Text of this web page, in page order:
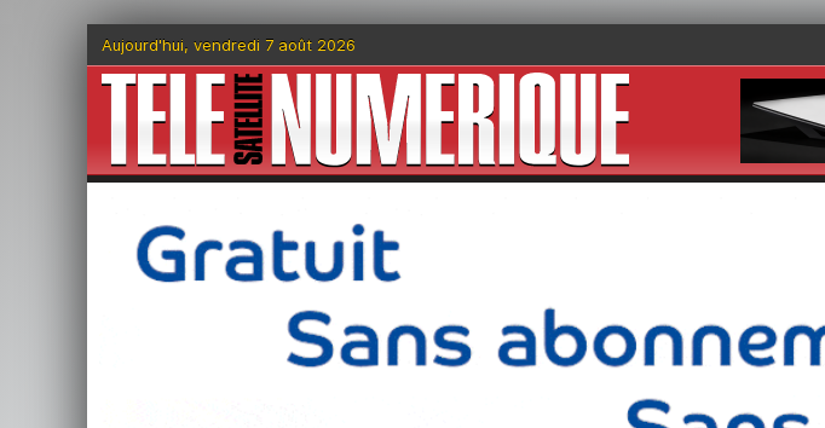
Aujourd'hui, vendredi 7 août 2026